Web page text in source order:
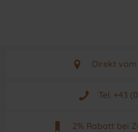
Direkt
Aus
Tel. +43
Mo - Fr.
2% Rabatt bei